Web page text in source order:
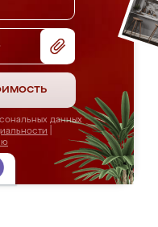
данных